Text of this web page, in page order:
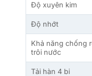
Độ xuyên kim
Độ nhớt
Khả năng chống
trôi nước
Tải hàn 4 bi